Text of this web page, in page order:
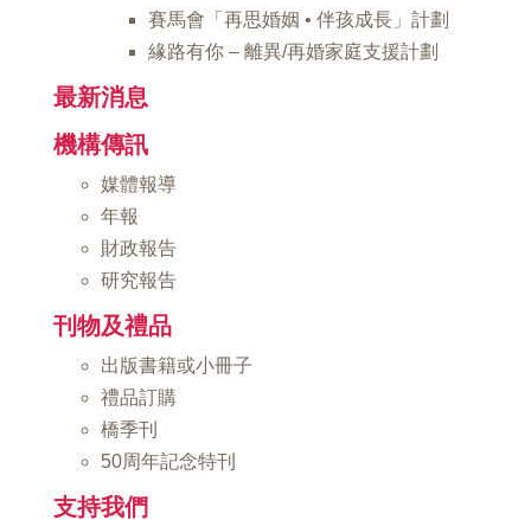
賽馬會「再思婚姻 • 伴孩成長」計劃
緣路有你 – 離異/再婚家庭支援計劃
最新消息
機構傳訊
媒體報導
年報
財政報告
研究報告
刊物及禮品
出版書籍或小冊子
禮品訂購
橋季刊
50周年記念特刊
支持我們